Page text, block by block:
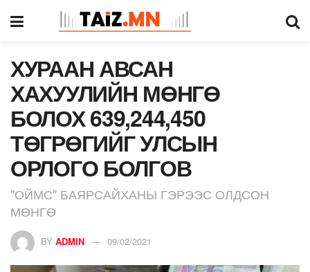
ХУРААН АВСАН
ХАХУУЛИЙН МӨНГӨ
БОЛОХ 639,244,450
ТӨГРӨГИЙГ УЛСЫН
ОРЛОГО БОЛГОВ
"ОЙМС" БАЯРСАЙХАНЫ ГЭРЭЭС ОЛДСОН
МӨНГӨ
BY ADMIN 09/02/2021